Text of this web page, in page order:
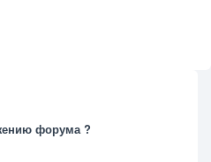
форума ?